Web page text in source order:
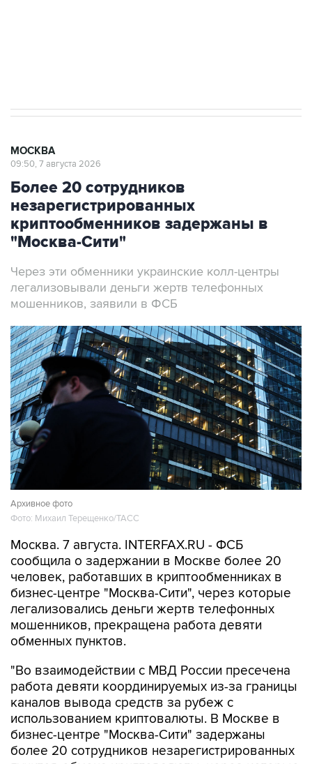
МОСКВА
09:50, 7 августа 2026
Более 20 сотрудников
незарегистрированных
криптообменников задержаны в
"Москва-Сити"
Через эти обменники украинские колл-центры
легализовывали деньги жертв телефонных
мошенников, заявили в ФСБ
Архивное фото
Фото: Михаил Терещенко/ТАСС
Москва. 7 августа. INTERFAX.RU - ФСБ
сообщила о задержании в Москве более 20
человек, работавших в криптообменниках в
бизнес-центре "Москва-Сити", через которые
легализовались деньги жертв телефонных
мошенников, прекращена работа девяти
обменных пунктов.
"Во взаимодействии с МВД России пресечена
работа девяти координируемых из-за границы
каналов вывода средств за рубеж с
использованием криптовалюты. В Москве в
бизнес-центре "Москва-Сити" задержаны
более 20 сотрудников незарегистрированных